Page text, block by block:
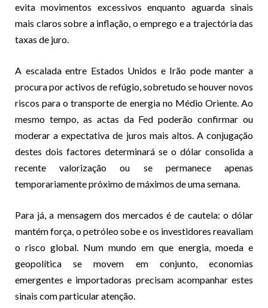
evita movimentos excessivos enquanto aguarda sinais
mais claros sobre a inflação, o emprego e a trajectória das
taxas de juro.
A escalada entre Estados Unidos e Irão pode manter a
procura por activos de refúgio, sobretudo se houver novos
riscos para o transporte de energia no Médio Oriente. Ao
mesmo tempo, as actas da Fed poderão confirmar ou
moderar a expectativa de juros mais altos. A conjugação
destes dois factores determinará se o dólar consolida a
recente valorização ou se permanece apenas
temporariamente próximo de máximos de uma semana.
Para já, a mensagem dos mercados é de cautela: o dólar
mantém força, o petróleo sobe e os investidores reavaliam
o risco global. Num mundo em que energia, moeda e
geopolítica se movem em conjunto, economias
emergentes e importadoras precisam acompanhar estes
sinais com particular atenção.